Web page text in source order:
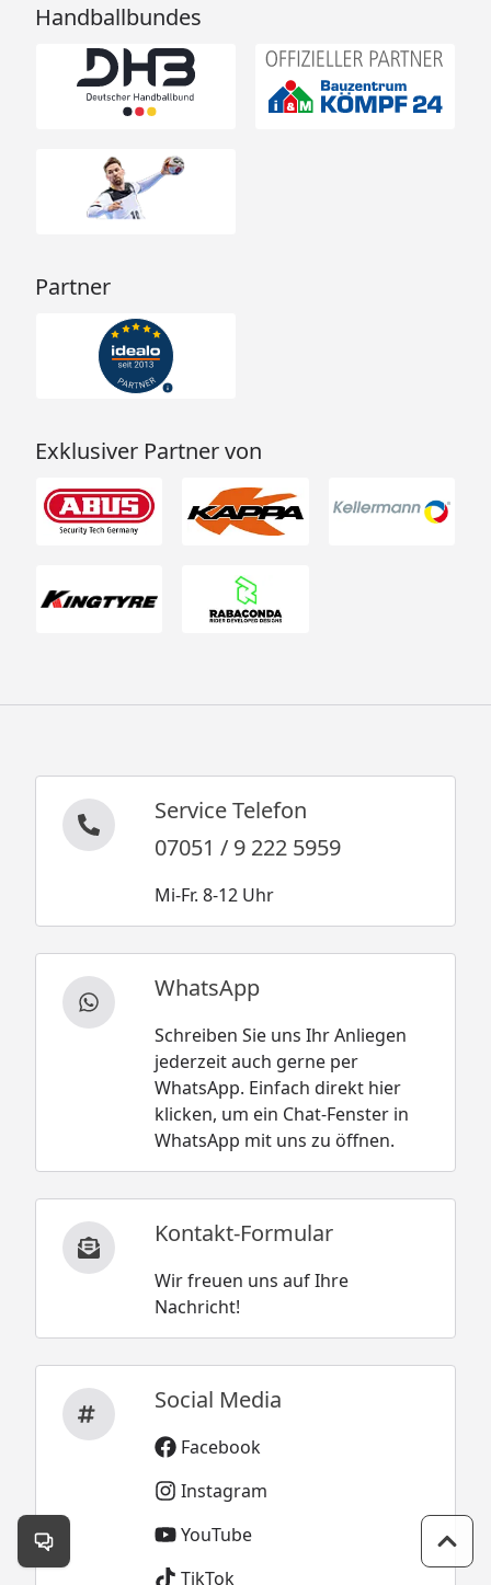
Handballbundes
Partner
Exklusiver Partner von
Service Telefon
07051 / 9 222 5959
Mi-Fr. 8-12 Uhr
WhatsApp
Schreiben Sie uns Ihr Anliegen
jederzeit auch gerne per
WhatsApp. Einfach direkt hier
klicken, um ein Chat-Fenster in
WhatsApp mit uns zu öffnen.
Kontakt-Formular
Wir freuen uns auf Ihre
Nachricht!
Social Media
Facebook
Instagram
YouTube
TikTok
Kontakt öffnen